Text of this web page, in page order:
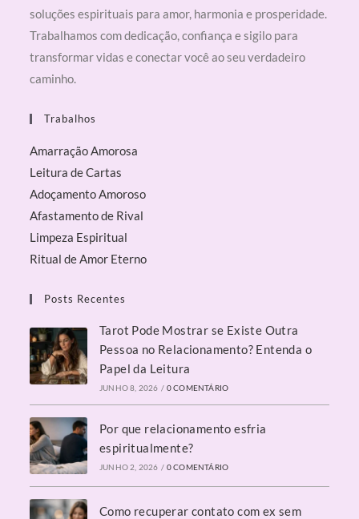
soluções espirituais para amor, harmonia e prosperidade.
Trabalhamos com dedicação, confiança e sigilo para
transformar vidas e conectar você ao seu verdadeiro
caminho.
Trabalhos
Amarração Amorosa
Leitura de Cartas
Adoçamento Amoroso
Afastamento de Rival
Limpeza Espiritual
Ritual de Amor Eterno
Posts Recentes
Tarot Pode Mostrar se Existe Outra
Pessoa no Relacionamento? Entenda o
Papel da Leitura
JUNHO 8, 2026 / 0 COMENTÁRIO
Por que relacionamento esfria
espiritualmente?
JUNHO 2, 2026 / 0 COMENTÁRIO
Como recuperar contato com ex sem